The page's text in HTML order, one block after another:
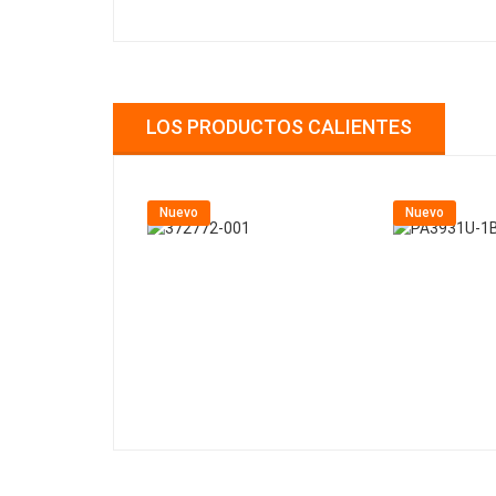
LOS PRODUCTOS CALIENTES
Nuevo Nuevo